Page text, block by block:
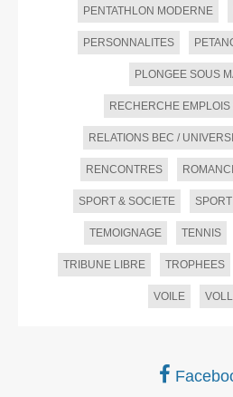
PENTATHLON MODERNE
PERSONNALITES
PLONGEE SOUS
RECHERCHE EMPLOIS
RELATIONS BEC /
RENCONTRES
SPORT & SOCIETE
TEMOIGNAGE TENNIS
TRIBUNE LIBRE TROPHEES
VOILE